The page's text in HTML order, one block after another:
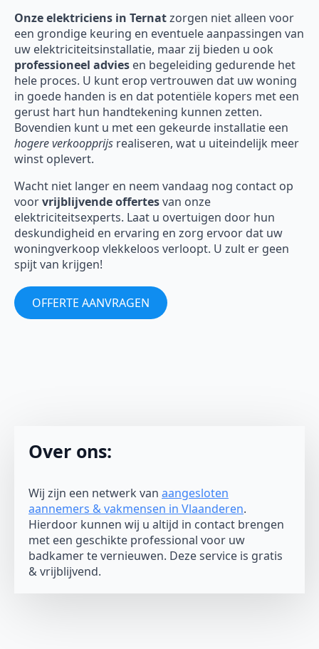
Onzeelektriciens in Ternatzorgen niet alleen voor
een grondige keuring en eventuele aanpassingen van
uw elektriciteitsinstallatie, maar zij bieden u ook
professioneel advies en begeleiding gedurende het
hele proces. U kunt erop vertrouwen dat uw woning
in goede handen is en dat potentiële kopers met een
gerust hart hun handtekening kunnen zetten.
Bovendien kunt u met een gekeurde installatie een
hogere verkoopprijs realiseren, wat u uiteindelijk meer
winst oplevert.
Wacht niet langer en neem vandaag nog contact op
voorvrijblijvende offertesvan onze
elektriciteitsexperts. Laat u overtuigen door hun
deskundigheid en ervaring en zorg ervoor dat uw
woningverkoop vlekkeloos verloopt. U zult er geen
spijt van krijgen!
OFFERTE AANVRAGEN
Over ons:
Wij zijn een netwerk van aangesloten
aannemers & vakmensen in Vlaanderen.
Hierdoor kunnen wij u altijd in contact brengen
met een geschikte professional voor uw
badkamer te vernieuwen. Deze service is gratis
& vrijblijvend.